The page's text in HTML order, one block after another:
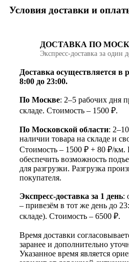
Условия доставки и
ДОСТАВКА ПО
Экспресс‑доставка за один
Доставка осуществляется в
8:00 до 23:00.
По Москве: 2–5 рабочих дня
складе. Стоимость – 1500 ₽.
По Московской области:
наличии товара на складе и
Стоимость – 1500 ₽ + 80 ₽/км.
обеспечить возможность
для разгрузки. Разгрузка
покупателя.
Экспресс-доставка за 1 день:
– привезём в тот же день до
складе). Стоимость – 6500 ₽.
Время доставки
заранее и дополнительно
Указанное время является